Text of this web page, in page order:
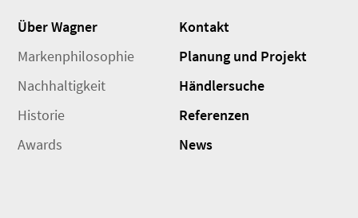
Über Wagner
Markenphilosophie
Nachhaltigkeit
Historie
Awards
Kontakt
Planung und Projekt
Händlersuche
Referenzen
News